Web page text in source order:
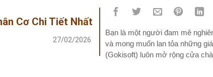
Cơ Chi Tiết Nhất
27/02/2026
Bạn là một người đam mê
và mong muốn lan tỏa những
(Gokisoft) luôn mở rộng cửa